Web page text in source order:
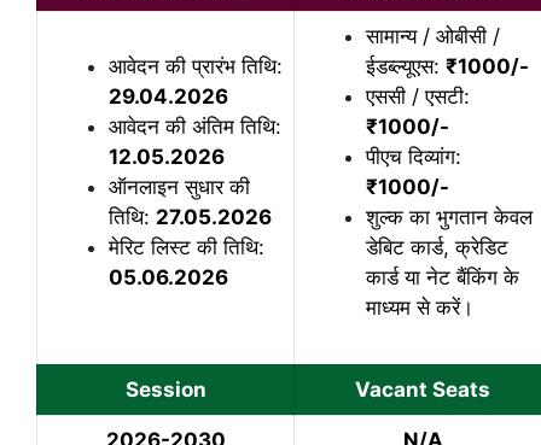
आवेदन की प्रारंभ तिथि:
29.04.2026
आवेदन की अंतिम तिथि:
12.05.2026
ऑनलाइन सुधार की
तिथि: 27.05.2026
मेरिट लिस्ट की तिथि:
05.06.2026
सामान्य / ओबीसी /
ईडब्ल्यूएस: ₹1000/-
एससी / एसटी:
₹1000/-
पीएच दिव्यांग:
₹1000/-
शुल्क का भुगतान केवल
डेबिट कार्ड, क्रेडिट
कार्ड या नेट बैंकिंग के
माध्यम से करें।
Session Vacant Seats